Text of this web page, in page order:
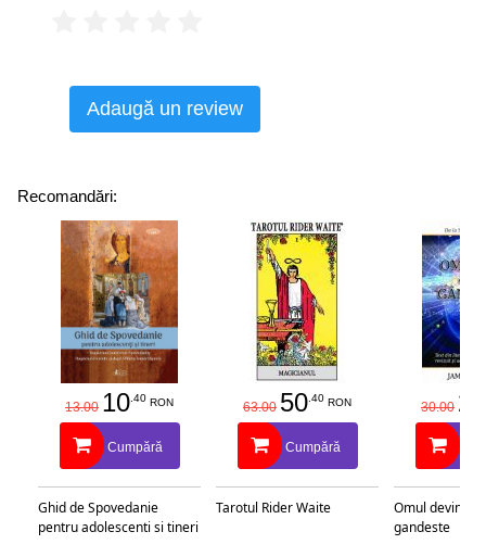
Adaugă un review
Recomandări:
13.00 10.40 RON
Cumpără
Ghid de Spovedanie
pentru adolescenti si tineri
63.00 50.40 RON
Cumpără
Tarotul Rider Waite
30.00 25
Omul devine
gandeste